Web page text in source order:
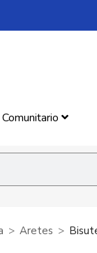
Comunitario
Aretes